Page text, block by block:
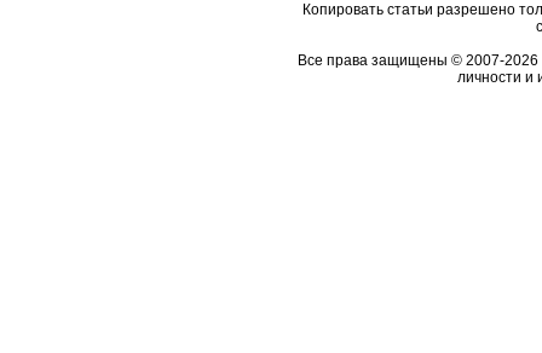
Копировать статьи разрешено
Все права защищены © 2007-2026
личности и